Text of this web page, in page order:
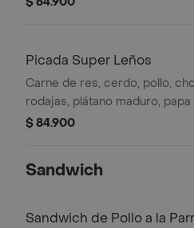
Picada Super Leños
Carne de res, cerdo, pollo,
rodajas, plátano maduro, papa
cascos, anillos de cebolla, 2
$ 84.900
Sandwich
Sandwich de Pollo a la